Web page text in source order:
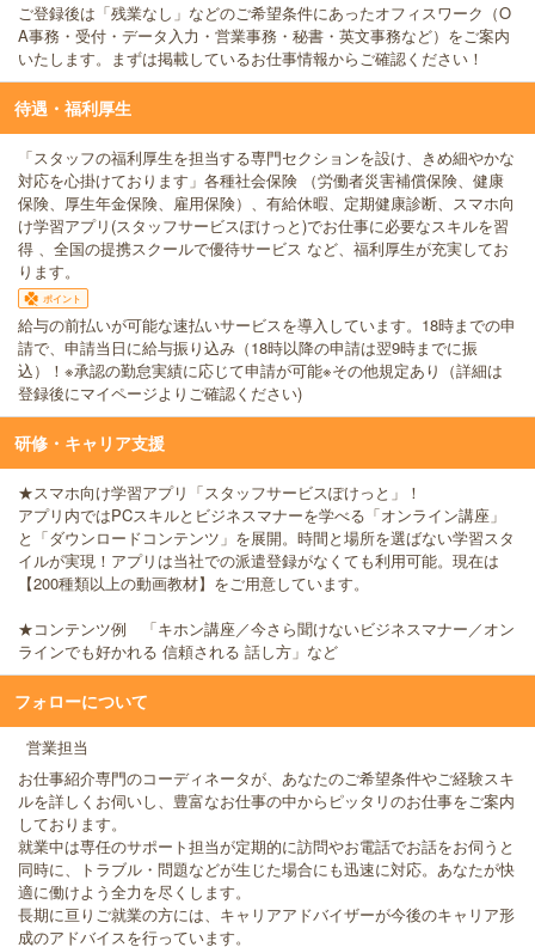
ご登録後は「残業なし」などのご希望条件にあったオフィスワーク（O
A事務・受付・データ入力・営業事務・秘書・英文事務など）をご案内
いたします。まずは掲載しているお仕事情報からご確認ください！
待遇・福利厚生
「スタッフの福利厚生を担当する専門セクションを設け、きめ細やかな
対応を心掛けております」各種社会保険 （労働者災害補償保険、健康
保険、厚生年金保険、雇用保険）、有給休暇、定期健康診断、スマホ向
け学習アプリ(スタッフサービスぽけっと)でお仕事に必要なスキルを習
得 、全国の提携スクールで優待サービス など、福利厚生が充実してお
ります。
ポイント
給与の前払いが可能な速払いサービスを導入しています。18時までの申
請で、申請当日に給与振り込み（18時以降の申請は翌9時までに振
込）！※承認の勤怠実績に応じて申請が可能※その他規定あり（詳細は
登録後にマイページよりご確認ください)
研修・キャリア支援
★スマホ向け学習アプリ「スタッフサービスぽけっと」！
アプリ内ではPCスキルとビジネスマナーを学べる「オンライン講座」
と「ダウンロードコンテンツ」を展開。時間と場所を選ばない学習スタ
イルが実現！アプリは当社での派遣登録がなくても利用可能。現在は
【200種類以上の動画教材】をご用意しています。
★コンテンツ例 「キホン講座／今さら聞けないビジネスマナー／オン
ラインでも好かれる 信頼される 話し方」など
フォローについて
営業担当
お仕事紹介専門のコーディネータが、あなたのご希望条件やご経験スキ
ルを詳しくお伺いし、豊富なお仕事の中からピッタリのお仕事をご案内
しております。
就業中は専任のサポート担当が定期的に訪問やお電話でお話をお伺うと
同時に、トラブル・問題などが生じた場合にも迅速に対応。あなたが快
適に働けよう全力を尽くします。
長期に亘りご就業の方には、キャリアアドバイザーが今後のキャリア形
成のアドバイスを行っています。